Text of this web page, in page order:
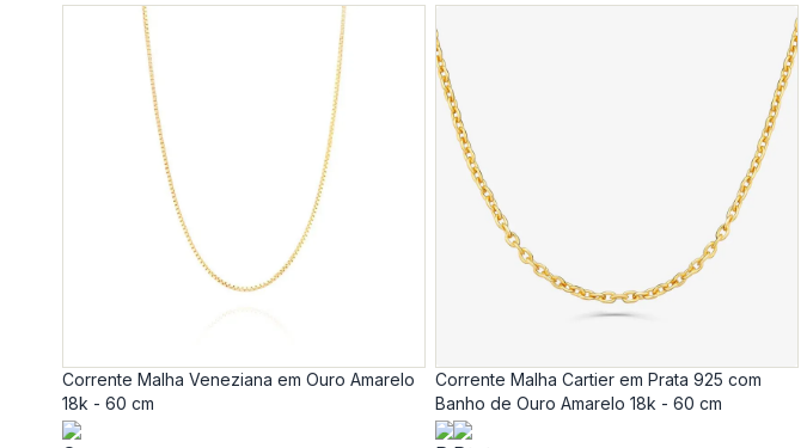
Corrente Malha Veneziana em Ouro Amarelo
18k - 60 cm
Corrente Malha Cartier em Prata 925 com
Banho de Ouro Amarelo 18k - 60 cm